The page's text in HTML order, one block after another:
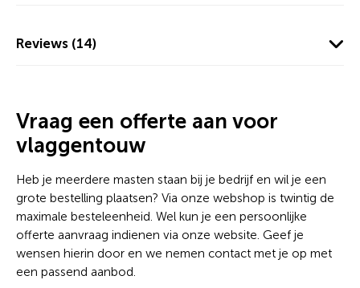
Reviews (14)
Vraag een offerte aan voor
vlaggentouw
Heb je meerdere masten staan bij je bedrijf en wil je een
grote bestelling plaatsen? Via onze webshop is twintig de
maximale besteleenheid. Wel kun je een persoonlijke
offerte aanvraag indienen via onze website. Geef je
wensen hierin door en we nemen contact met je op met
een passend aanbod.